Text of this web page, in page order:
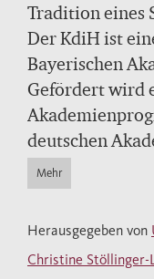
(wie etwa
Medizin) wie
(Dietrich von
Tristan)
Tradition eines
Gleichzeitig
wie
Schreiber
Der KdiH ist
Bayerischen
Gefördert wird
deutschen
Mehr
Herausgegeben von
Christine Stöllinger-